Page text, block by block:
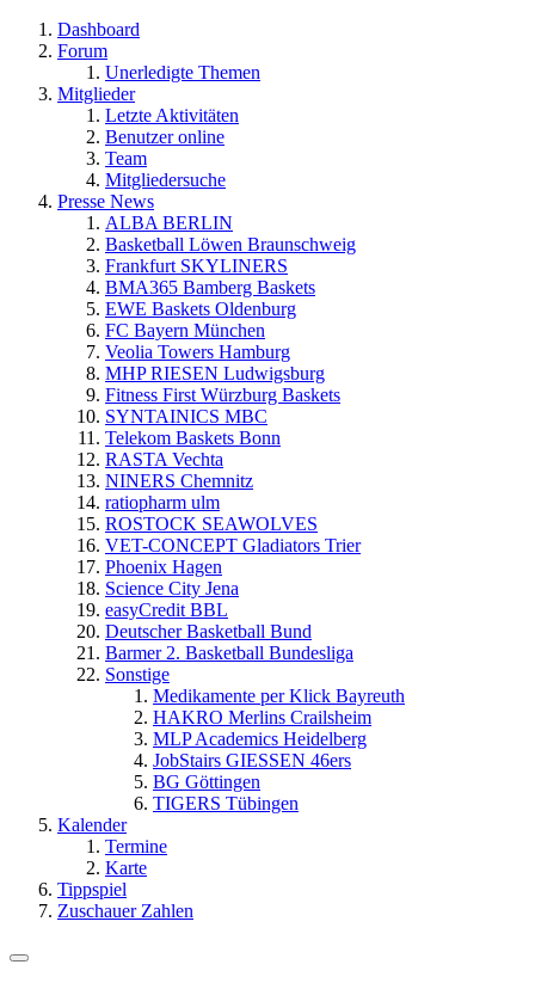
Dashboard
Forum
Unerledigte Themen
Mitglieder
Letzte Aktivitäten
Benutzer online
Team
Mitgliedersuche
Presse News
ALBA BERLIN
Basketball Löwen Braunschweig
Frankfurt SKYLINERS
BMA365 Bamberg Baskets
EWE Baskets Oldenburg
FC Bayern München
Veolia Towers Hamburg
MHP RIESEN Ludwigsburg
Fitness First Würzburg Baskets
SYNTAINICS MBC
Telekom Baskets Bonn
RASTA Vechta
NINERS Chemnitz
ratiopharm ulm
ROSTOCK SEAWOLVES
VET-CONCEPT Gladiators Trier
Phoenix Hagen
Science City Jena
easyCredit BBL
Deutscher Basketball Bund
Barmer 2. Basketball Bundesliga
Sonstige
Medikamente per Klick Bayreuth
HAKRO Merlins Crailsheim
MLP Academics Heidelberg
JobStairs GIESSEN 46ers
BG Göttingen
TIGERS Tübingen
Kalender
Termine
Karte
Tippspiel
Zuschauer Zahlen